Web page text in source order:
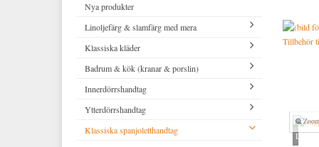
Nya produkter
Linoljefärg & slamfärg med mera
Linoljefärger
Vita kulörer
Grå kulörer
Gula kulörer
Röda kulörer
Matta linoljefärger
Falu rödfärg (slamfärger)
Konstnärsfärger
Vitt
Lack, lasyrer, fernissor & oljor
Klassiska kläder
Resistant Work Wear
Storvästar
Västar
Byxor
Badrum & kök (kranar & porslin)
Köksblandare
Tvättställsblandare
Badkarsblandare
Innerdörrshandtag
Dörrhandtag mässing (innerdörr)
Dörrhandtag nickel (innerdörr)
Ytterdörrshandtag
Handtag ytterdörr oval cylinder
Klassiska spanjoletthandtag
Tillbehör